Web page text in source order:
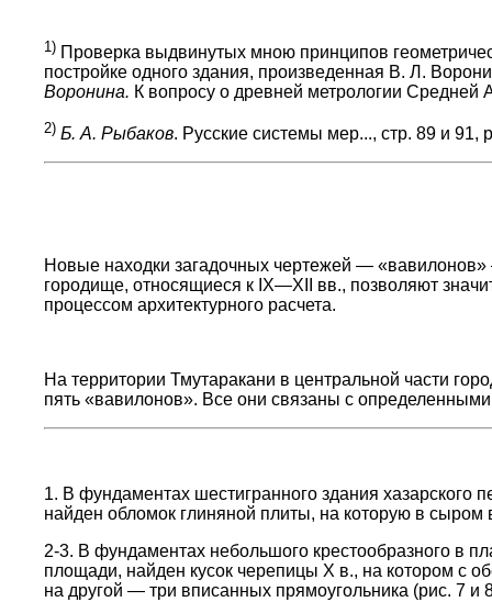
1) Проверка выдвинутых мною принципов
постройке одного здания, произведенная В. Л.
Воронина. К вопросу о древней метрологии
2) Б. А. Рыбаков. Русские системы мер..., стр. 89 и 91,
Новые находки загадочных чертежей —
городище, относящиеся к IX—XII вв., позволяют
процессом архитектурного расчета.
На территории Тмутаракани в центральной части
пять «вавилонов». Все они связаны с
1. В фундаментах шестигранного здания хазарского
найден обломок глиняной плиты, на которую в
2-3. В фундаментах небольшого крестообразного в
площади, найден кусок черепицы X в., на котором с
на другой — три вписанных прямоугольника (рис. 7 и